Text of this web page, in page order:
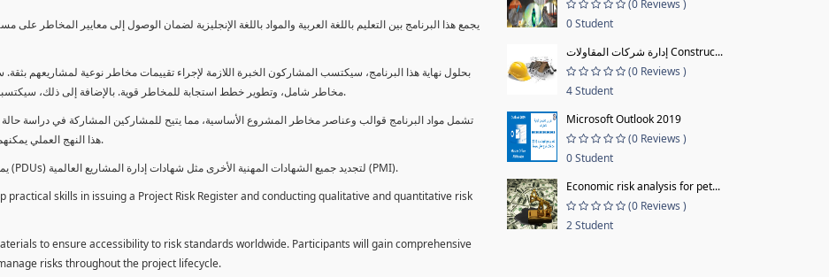
يجمع هذا البرنامج بين التعليم باللغة العربية والمواد باللغة الإنجليزية لضمان الوصول إلى معايير المخاطر
بحلول نهاية هذا البرنامج، سيكتسب المشاركون الخبرة اللازمة لإجراء تقييمات مخاطر نوعية لمشاريعهم
مخاطر شامل، وتطوير خطط استجابة للمخاطر قوية. بالإضافة إلى ذلك، سيكتسبون المهارات لتقديم تقييمات المخاطر عبر لوحة معلومات فعالة.
تشمل مواد البرنامج قوالب وعناصر مخاطر المشروع الأساسية، مما يتيح للمشاركين المشاركة في دراسة حالة
هذا النهج العملي يمكنهم من تطبيق المفاهيم المكتسبة مباشرة على مشاريعهم الخاصة.
يمكن للطلاب استخدام ساعات هذا البرنامج كوحدات تطوير المهنة (PDUs) لتجديد جميع الشهادات المهنية الأخرى مثل شهادات إدارة المشاريع العالمية (PMI).
skills in issuing a Project Risk Register and conducting qualitative and quantitative risk
to ensure accessibility to risk standards worldwide. Participants will gain comprehensive
risks throughout the project lifecycle.
(0 Reviews )
0 Student
إدارة شركات المقاولات Construc...
(0 Reviews )
4 Student
Microsoft Outlook 2019
(0 Reviews )
0 Student
Economic risk analysis for pet...
(0 Reviews )
2 Student